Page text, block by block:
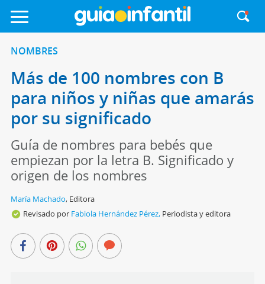
NOMBRES
Más de 100 nombres con B
para niños y niñas que amarás
por su significado
Guía de nombres para bebés que
empiezan por la letra B. Significado y
origen de los nombres
María Machado, Editora
Revisado por Fabiola Hernández Pérez, Periodista y editora